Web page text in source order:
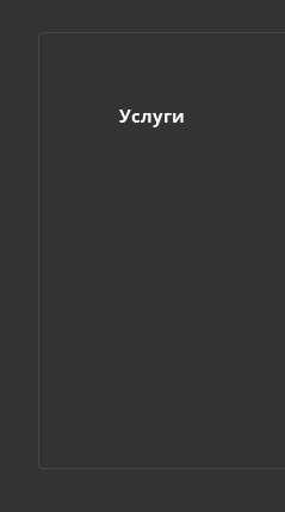
Услуги